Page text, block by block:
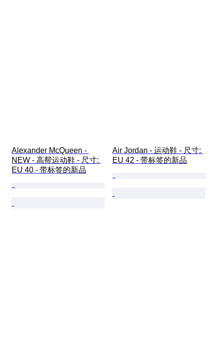
Alexander McQueen -
NEW - 高帮运动鞋 - 尺寸:
EU 40 - 带标签的新品
Air Jordan - 运动鞋 - 尺寸:
EU 42 - 带标签的新品